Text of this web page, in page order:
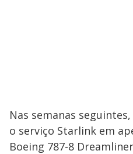
Nas semanas
o serviço Starlink em
Boeing 787-8